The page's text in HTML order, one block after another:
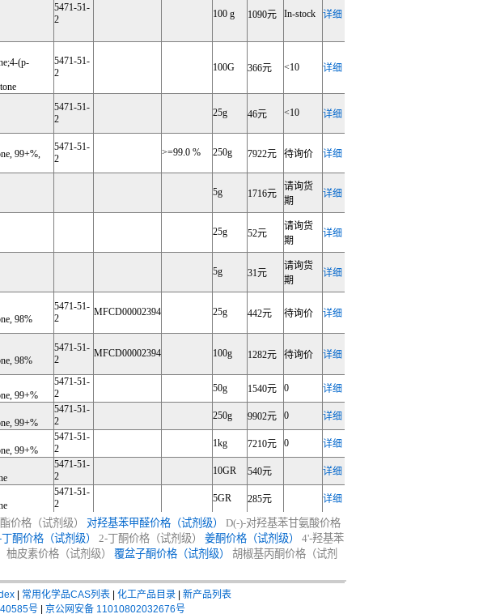
5471-51-
2
100 g 1090元 In-stock 详细
(p-
5471-51-
2
100G 366元 <10 详细
5471-51-
2
25g 46元 <10 详细
99+%,
5471-51-
2
>=99.0 % 250g 7922元 待询价 详细
5g 1716元
请询货
期
详细
25g 52元
请询货
期
详细
5g 31元
请询货
期
详细
98%
5471-51-
2
MFCD00002394 25g 442元 待询价 详细
98%
5471-51-
2
MFCD00002394 100g 1282元 待询价 详细
99+%
5471-51-
2
50g 1540元 0 详细
99+%
5471-51-
2
250g 9902元 0 详细
99+%
5471-51-
2
1kg 7210元 0 详细
5471-51-
2
10GR 540元 详细
5471-51-
2
5GR 285元 详细
价格（试剂级） 对羟基苯甲醛价格（试剂级）
D(-)-对羟基苯甘氨酸价格
酮价格（试剂级） 2-丁酮价格（试剂级） 姜酮价格（试剂级）
4'-羟基苯
柚皮素价格（试剂级） 覆盆子酮价格（试剂级）
胡椒基丙酮价格（试剂
| 常用化学品CAS列表| 化工产品目录| 新产品列表
号| 京公网安备 11010802032676号